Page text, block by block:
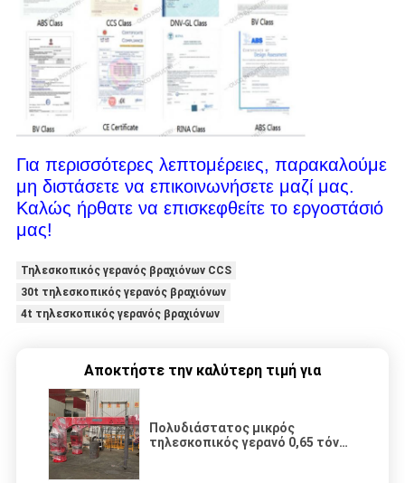
Για περισσότερες λεπτομέρειες, παρακαλούμε
μη διστάσετε να επικοινωνήσετε μαζί μας.
Καλώς ήρθατε να επισκεφθείτε το εργοστάσιό
μας!
Τηλεσκοπικός γερανός βραχιόνων CCS
30t τηλεσκοπικός γερανός βραχιόνων
4t τηλεσκοπικός γερανός βραχιόνων
Αποκτήστε την καλύτερη τιμή για
Πολυδιάστατος μικρός
τηλεσκοπικός γερανό 0,65 τόνων